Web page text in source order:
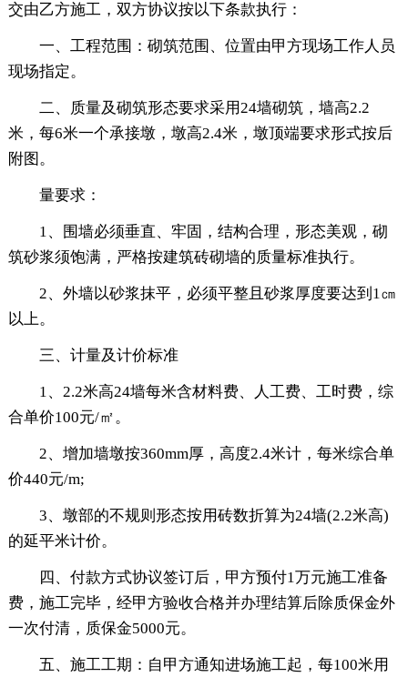
交由乙方施工，双方协议按以下条款执行：
一、工程范围：砌筑范围、位置由甲方现场工作人员
现场指定。
二、质量及砌筑形态要求采用24墙砌筑，墙高2.2
米，每6米一个承接墩，墩高2.4米，墩顶端要求形式按后
附图。
量要求：
1、围墙必须垂直、牢固，结构合理，形态美观，砌
筑砂浆须饱满，严格按建筑砖砌墙的质量标准执行。
2、外墙以砂浆抹平，必须平整且砂浆厚度要达到1㎝
以上。
三、计量及计价标准
1、2.2米高24墙每米含材料费、人工费、工时费，综
合单价100元/㎡。
2、增加墙墩按360mm厚，高度2.4米计，每米综合单
价440元/m;
3、墩部的不规则形态按用砖数折算为24墙(2.2米高)
的延平米计价。
四、付款方式协议签订后，甲方预付1万元施工准备
费，施工完毕，经甲方验收合格并办理结算后除质保金外
一次付清，质保金5000元。
五、施工工期：自甲方通知进场施工起，每100米用